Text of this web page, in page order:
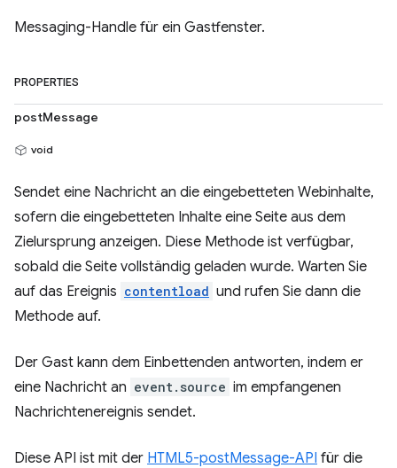
Messaging-Handle für ein Gastfenster.
PROPERTIES
postMessage
void
Sendet eine Nachricht an die eingebetteten Webinhalte,
sofern die eingebetteten Inhalte eine Seite aus dem
Zielursprung anzeigen. Diese Methode ist verfügbar,
sobald die Seite vollständig geladen wurde. Warten Sie
auf das Ereignis contentload und rufen Sie dann die
Methode auf.
Der Gast kann dem Einbettenden antworten, indem er
eine Nachricht an event.source im empfangenen
Nachrichtenereignis sendet.
Diese API ist mit der HTML5-postMessage-API für die